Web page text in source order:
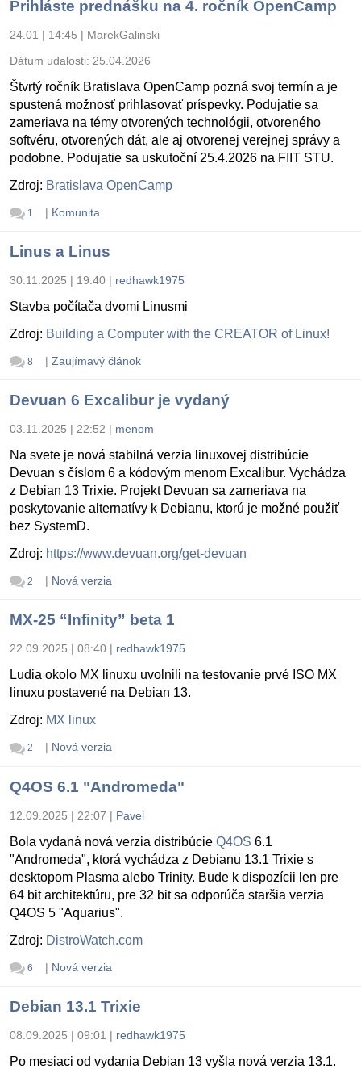
Prihláste prednášku na 4. ročník OpenCamp
24.01 | 14:45 | MarekGalinski
Dátum udalosti: 25.04.2026
Štvrtý ročník Bratislava OpenCamp pozná svoj termín a je
spustená možnosť prihlasovať príspevky. Podujatie sa
zameriava na témy otvorených technológii, otvoreného
softvéru, otvorených dát, ale aj otvorenej verejnej správy a
podobne. Podujatie sa uskutoční 25.4.2026 na FIIT STU.
Zdroj: Bratislava OpenCamp
1 | Komunita
Linus a Linus
30.11.2025 | 19:40 | redhawk1975
Stavba počítača dvomi Linusmi
Zdroj: Building a Computer with the CREATOR of Linux!
8 | Zaujímavý článok
Devuan 6 Excalibur je vydaný
03.11.2025 | 22:52 | menom
Na svete je nová stabilná verzia linuxovej distribúcie
Devuan s číslom 6 a kódovým menom Excalibur. Vychádza
z Debian 13 Trixie. Projekt Devuan sa zameriava na
poskytovanie alternatívy k Debianu, ktorú je možné použiť
bez SystemD.
Zdroj: https://www.devuan.org/get-devuan
2 | Nová verzia
MX-25 “Infinity” beta 1
22.09.2025 | 08:40 | redhawk1975
Ludia okolo MX linuxu uvolnili na testovanie prvé ISO MX
linuxu postavené na Debian 13.
Zdroj: MX linux
2 | Nová verzia
Q4OS 6.1 "Andromeda"
12.09.2025 | 22:07 | Pavel
Bola vydaná nová verzia distribúcie Q4OS 6.1
"Andromeda", ktorá vychádza z Debianu 13.1 Trixie s
desktopom Plasma alebo Trinity. Bude k dispozícii len pre
64 bit architektúru, pre 32 bit sa odporúča staršia verzia
Q4OS 5 "Aquarius".
Zdroj: DistroWatch.com
6 | Nová verzia
Debian 13.1 Trixie
08.09.2025 | 09:01 | redhawk1975
Po mesiaci od vydania Debian 13 vyšla nová verzia 13.1.